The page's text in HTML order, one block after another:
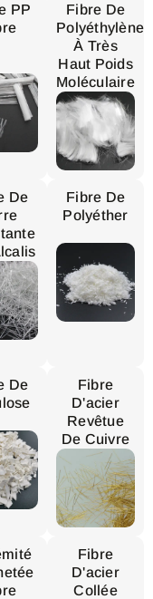
PP
Fibre De
Polyéthylène
À Très
Haut Poids
Moléculaire
De
Fibre De
Polyéther
De
Fibre
D'acier
Revêtue
De Cuivre
Fibre
D'acier
Collée